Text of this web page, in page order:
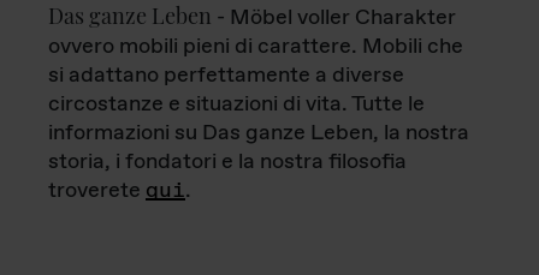
Das ganze Leben - Möbel voller Charakter
ovvero mobili pieni di carattere. Mobili che
si adattano perfettamente a diverse
circostanze e situazioni di vita. Tutte le
informazioni su Das ganze Leben, la nostra
storia, i fondatori e la nostra filosofia
troverete qui.